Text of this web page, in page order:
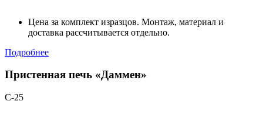
Цена за комплект изразцов. Монтаж, материал и
доставка рассчитывается отдельно.
Подробнее
Пристенная печь «Даммен»
С-25